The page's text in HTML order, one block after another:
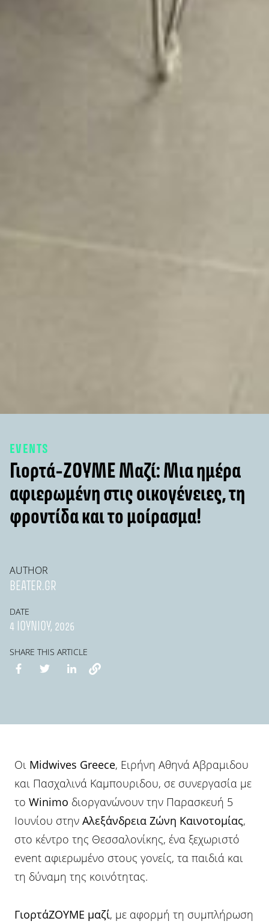
EVENTS
Γιορτά-ΖΟΥΜΕ Μαζί: Μια ημέρα
αφιερωμένη στις οικογένειες, τη
φροντίδα και το μοίρασμα!
AUTHOR
BEATER.GR
DATE
4 ΙΟΥΝΊΟΥ, 2026
SHARE THIS ARTICLE
Οι Midwives Greece, Ειρήνη Αθηνά Αβραμιδου
και Πασχαλινά Καμπουριδου, σε συνεργασία με
το Winimo διοργανώνουν την Παρασκευή 5
Ιουνίου στην Αλεξάνδρεια Ζώνη Καινοτομίας,
στο κέντρο της Θεσσαλονίκης, ένα ξεχωριστό
event αφιερωμένο στους γονείς, τα παιδιά και
τη δύναμη της κοινότητας.
ΓιορτάΖΟΥΜΕ μαζί, με αφορμή τη συμπλήρωση